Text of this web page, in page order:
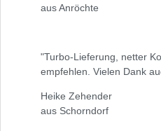
aus Anröchte
"Turbo-Lieferung, netter
empfehlen. Vielen Dank
Heike Zehender
aus Schorndorf